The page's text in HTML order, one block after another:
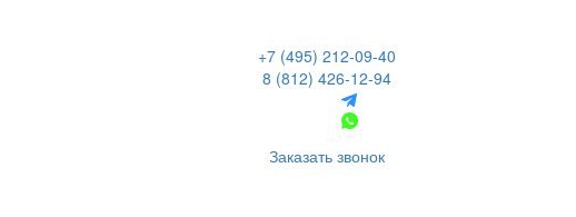
+7 (495) 212-09-40
8 (812) 426-12-94
Заказать звонок